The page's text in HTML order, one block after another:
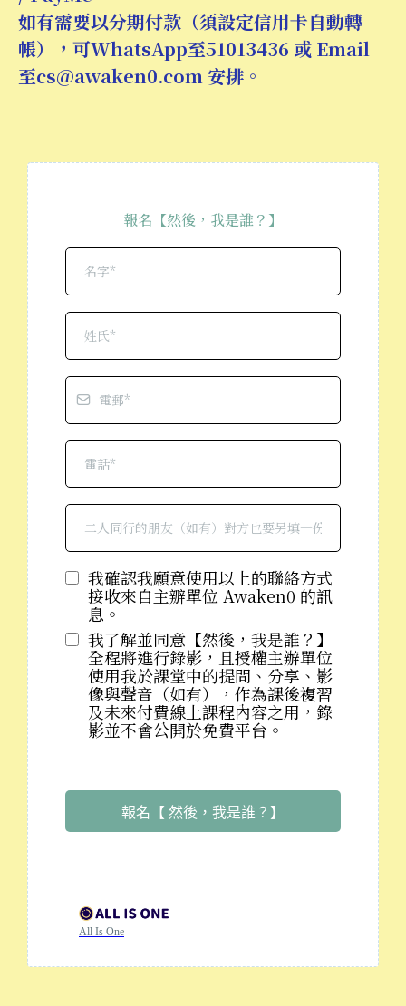
如有需要以分期付款（須設定信用卡自動轉
帳），可WhatsApp至51013436 或 Email
至cs@awaken0.com 安排。
報名【然後，我是誰？】
我確認我願意使用以上的聯絡方式
接收來自主辧單位 Awaken0 的訊
息。
我了解並同意【然後，我是誰？】
全程將進行錄影，且授權主辦單位
使用我於課堂中的提問、分享、影
像與聲音（如有），作為課後複習
及未來付費線上課程內容之用，錄
影並不會公開於免費平台。
報名【 然後，我是誰？】
All Is One